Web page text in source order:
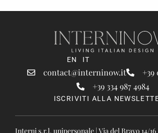
EN IT
contact@interninow.it
+39
+39 334 987 4984
ISCRIVITI ALLA
Interni s.r.l. unipersonale | Via del Bravo 14/16